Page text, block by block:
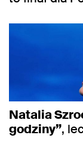
Natalia
godziny”,